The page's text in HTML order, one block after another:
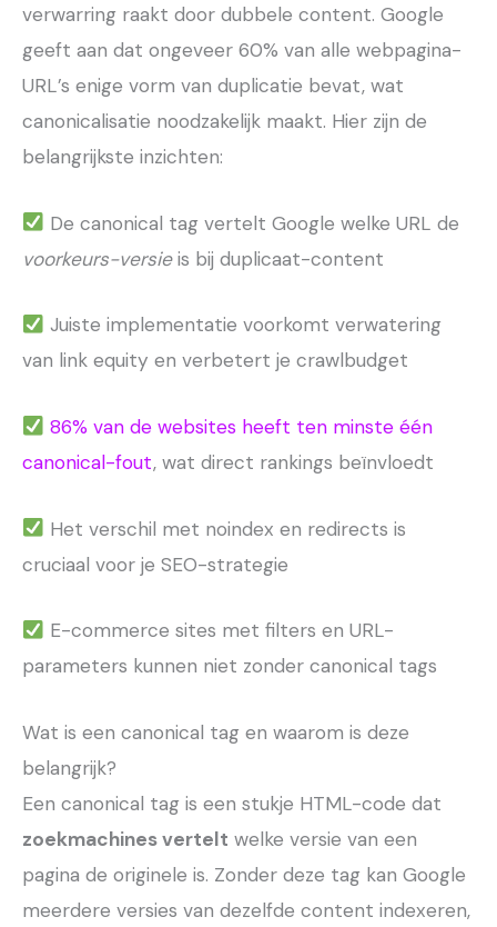
verwarring raakt door dubbele content. Google
geeft aan dat ongeveer 60% van alle webpagina-
URL’s enige vorm van duplicatie bevat, wat
canonicalisatie noodzakelijk maakt. Hier zijn de
belangrijkste inzichten:
De canonical tag vertelt Google welke URL de
voorkeurs-versieis bij duplicaat-content
Juiste implementatie voorkomt verwatering
van link equity en verbetert je crawlbudget
86% van de websites heeft ten minste één
canonical-fout, wat direct rankings beïnvloedt
Het verschil met noindex en redirects is
cruciaal voor je SEO-strategie
E-commerce sites met filters en URL-
parameters kunnen niet zonder canonical tags
Wat is een canonical tag en waarom is deze
belangrijk?
Een canonical tag is een stukje HTML-code dat
zoekmachines vertelt welke versie van een
pagina de originele is. Zonder deze tag kan Google
meerdere versies van dezelfde content indexeren,